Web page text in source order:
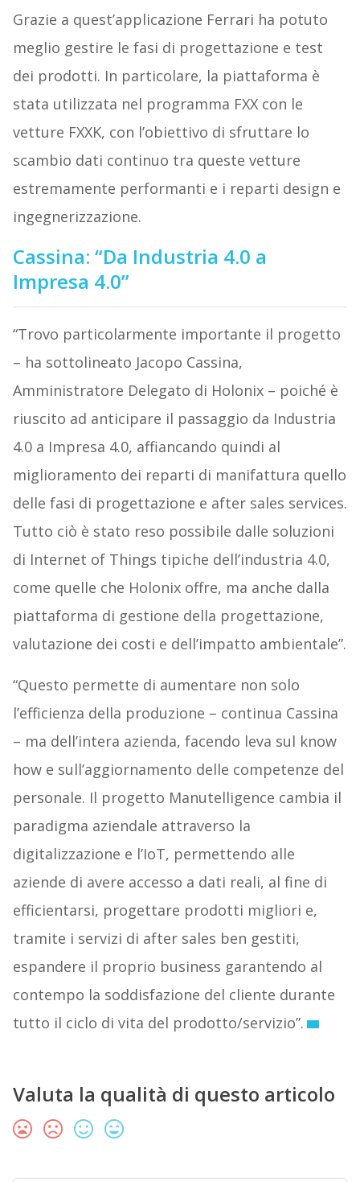
Grazie a quest’applicazione Ferrari ha potuto
meglio gestire le fasi di progettazione e test
dei prodotti. In particolare, la piattaforma è
stata utilizzata nel programma FXX con le
vetture FXXK, con l’obiettivo di sfruttare lo
scambio dati continuo tra queste vetture
estremamente performanti e i reparti design e
ingegnerizzazione.
Cassina: “Da Industria 4.0 a
Impresa 4.0”
“Trovo particolarmente importante il progetto
– ha sottolineato Jacopo Cassina,
Amministratore Delegato di Holonix – poiché è
riuscito ad anticipare il passaggio da Industria
4.0 a Impresa 4.0, affiancando quindi al
miglioramento dei reparti di manifattura quello
delle fasi di progettazione e after sales services.
Tutto ciò è stato reso possibile dalle soluzioni
di Internet of Things tipiche dell’industria 4.0,
come quelle che Holonix offre, ma anche dalla
piattaforma di gestione della progettazione,
valutazione dei costi e dell’impatto ambientale”.
“Questo permette di aumentare non solo
l’efficienza della produzione – continua Cassina
– ma dell’intera azienda, facendo leva sul know
how e sull’aggiornamento delle competenze del
personale. Il progetto Manutelligence cambia il
paradigma aziendale attraverso la
digitalizzazione e l’IoT, permettendo alle
aziende di avere accesso a dati reali, al fine di
efficientarsi, progettare prodotti migliori e,
tramite i servizi di after sales ben gestiti,
espandere il proprio business garantendo al
contempo la soddisfazione del cliente durante
tutto il ciclo di vita del prodotto/servizio”.
Valuta la qualità di questo articolo